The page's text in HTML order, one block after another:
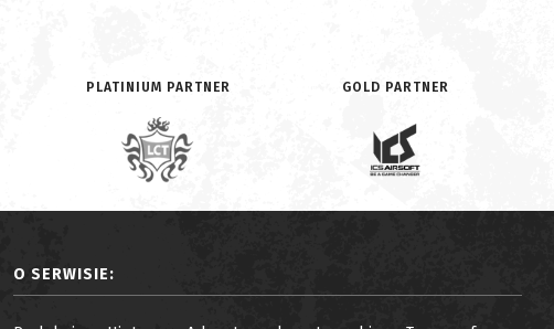
PLATINIUM PARTNER GOLD PARTNER
O SERWISIE: